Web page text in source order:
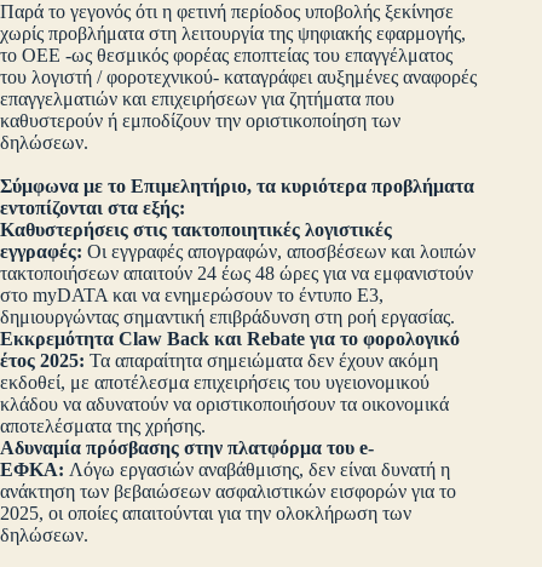
Παρά το γεγονός ότι η φετινή περίοδος υποβολής ξεκίνησε
χωρίς προβλήματα στη λειτουργία της ψηφιακής εφαρμογής,
το ΟΕΕ -ως θεσμικός φορέας εποπτείας του επαγγέλματος
του λογιστή / φοροτεχνικού- καταγράφει αυξημένες αναφορές
επαγγελματιών και επιχειρήσεων για ζητήματα που
καθυστερούν ή εμποδίζουν την οριστικοποίηση των
δηλώσεων.
Σύμφωνα με το Επιμελητήριο, τα κυριότερα προβλήματα
εντοπίζονται στα εξής:
Καθυστερήσεις στις τακτοποιητικές λογιστικές
εγγραφές: Οι εγγραφές απογραφών, αποσβέσεων και λοιπών
τακτοποιήσεων απαιτούν 24 έως 48 ώρες για να εμφανιστούν
στο myDATA και να ενημερώσουν το έντυπο Ε3,
δημιουργώντας σημαντική επιβράδυνση στη ροή εργασίας.
Εκκρεμότητα Claw Back και Rebate για το φορολογικό
έτος 2025: Τα απαραίτητα σημειώματα δεν έχουν ακόμη
εκδοθεί, με αποτέλεσμα επιχειρήσεις του υγειονομικού
κλάδου να αδυνατούν να οριστικοποιήσουν τα οικονομικά
αποτελέσματα της χρήσης.
Αδυναμία πρόσβασης στην πλατφόρμα του e-
ΕΦΚΑ: Λόγω εργασιών αναβάθμισης, δεν είναι δυνατή η
ανάκτηση των βεβαιώσεων ασφαλιστικών εισφορών για το
2025, οι οποίες απαιτούνται για την ολοκλήρωση των
δηλώσεων.